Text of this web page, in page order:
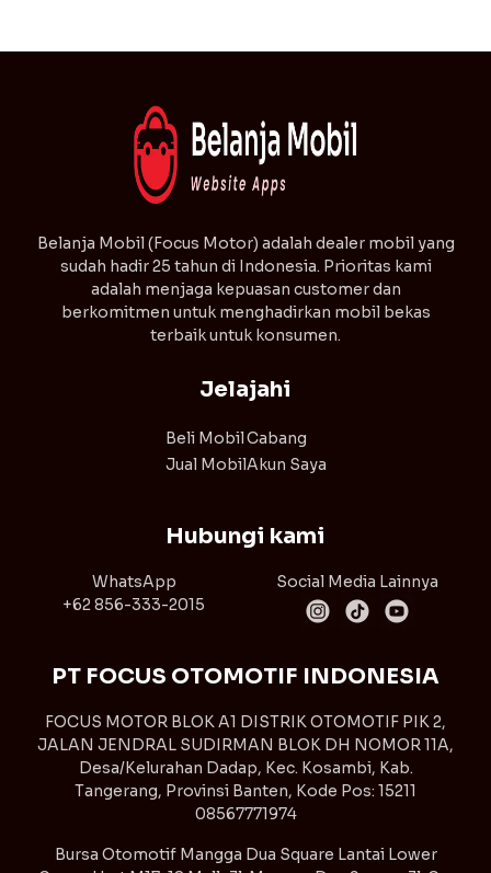
⁠Belanja Mobil (Focus Motor) adalah dealer mobil yang
sudah hadir 25 tahun di Indonesia. Prioritas kami
adalah menjaga kepuasan customer dan
berkomitmen untuk menghadirkan mobil bekas
terbaik untuk konsumen.
Jelajahi
Beli Mobil
Jual Mobil
Cabang
Akun Saya
Hubungi kami
WhatsApp
+62 856-333-2015
Social Media Lainnya
PT FOCUS OTOMOTIF INDONESIA
FOCUS MOTOR BLOK A1 DISTRIK OTOMOTIF PIK 2,
JALAN JENDRAL SUDIRMAN BLOK DH NOMOR 11A,
Desa/Kelurahan Dadap, Kec. Kosambi, Kab.
Tangerang, Provinsi Banten, Kode Pos: 15211
08567771974
Bursa Otomotif Mangga Dua Square Lantai Lower